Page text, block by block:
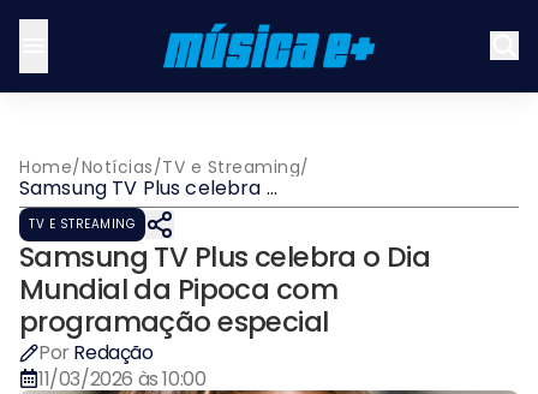
Home/Notícias/TV e Streaming/
Samsung TV Plus celebra o
Dia Mundial da Pipoca com
programação especial
TV E STREAMING
Samsung TV Plus celebra o Dia
Mundial da Pipoca com
programação especial
Por Redação
11/03/2026 às 10:00